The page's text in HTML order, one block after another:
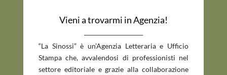
Vieni a trovarmi in Agenzia!
“La Sinossi” è un’Agenzia Letteraria e Ufficio
Stampa che, avvalendosi di professionisti nel
settore editoriale e grazie alla collaborazione